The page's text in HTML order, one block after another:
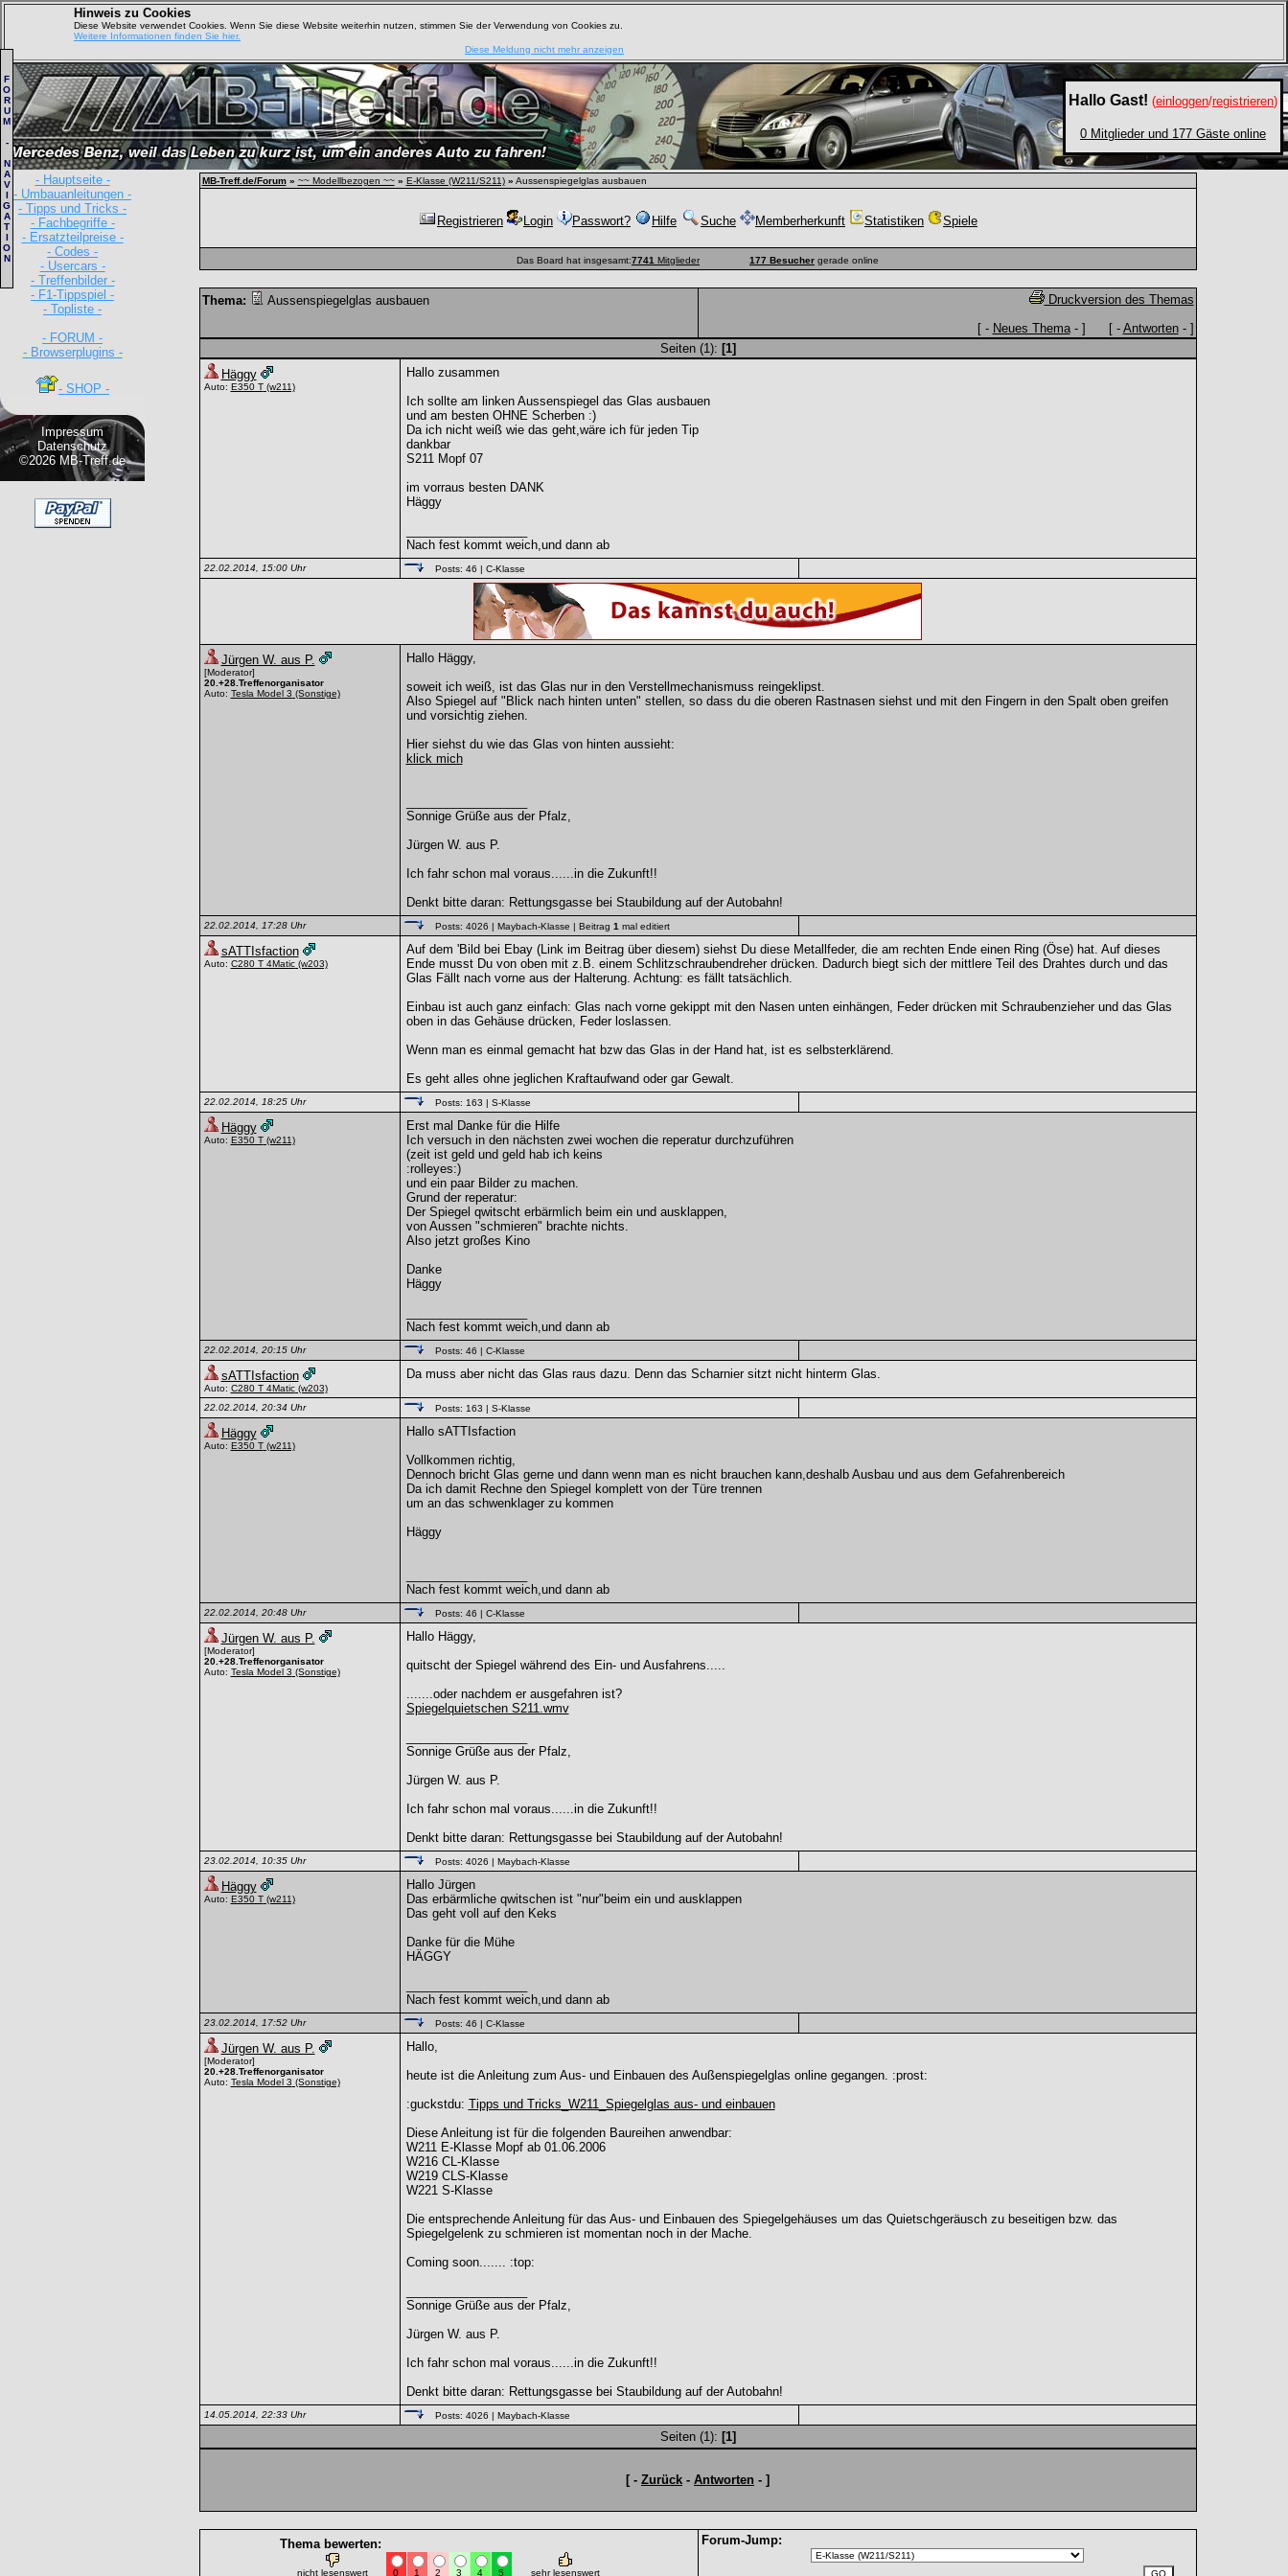
Hinweis zu Cookies
Diese Website verwendet Cookies. Wenn Sie diese Website weiterhin nutzen, stimmen Sie der Verwendung von Cookies zu.
Weitere Informationen finden Sie hier.
Diese Meldung nicht mehr anzeigen
Hallo Gast! (einloggen/registrieren)
0 Mitglieder und 177 Gäste online
- Hauptseite -
- Umbauanleitungen -
- Tipps und Tricks -
- Fachbegriffe -
- Ersatzteilpreise -
- Codes -
- Usercars -
- Treffenbilder -
- F1-Tippspiel -
- Topliste -
- FORUM -
- Browserplugins -
- SHOP -
Impressum
Datenschutz
©2026 MB-Treff.de
F
O
R
U
M
-
N
A
V
I
G
A
T
I
O
N
MB-Treff.de/Forum » ~~ Modellbezogen ~~ » E-Klasse (W211/S211) » Aussenspiegelglas ausbauen
Registrieren Login Passwort? Hilfe Suche Memberherkunft Statistiken Spiele
Das Board hat insgesamt:7741 Mitglieder 177 Besucher gerade online
Thema: Aussenspiegelglas ausbauen
Druckversion des Themas
[ - Neues Thema- ] [ - Antworten- ]
Seiten (1): [1]
Häggy
Auto: E350 T(w211)
Hallo zusammen
Ich sollte am linken Aussenspiegel das Glas ausbauen
und am besten OHNE Scherben :)
Da ich nicht weiß wie das geht,wäre ich für jeden Tip
dankbar
S211 Mopf 07
im vorraus besten DANK
Häggy
Nach fest kommt weich,und dann ab
22.02.2014, 15:00 Uhr Posts: 46 | C-Klasse
Jürgen W. aus P.
[Moderator]
20.+28.Treffenorganisator
Auto: Tesla Model 3 (Sonstige)
Hallo Häggy,
soweit ich weiß, ist das Glas nur in den Verstellmechanismuss reingeklipst.
Also Spiegel auf "Blick nach hinten unten" stellen, so dass du die oberen Rastnasen siehst und mit den Fingern in den Spalt oben greifen
und vorsichtig ziehen.
Hier siehst du wie das Glas von hinten aussieht:
klick mich
Sonnige Grüße aus der Pfalz,
Jürgen W. aus P.
Ich fahr schon mal voraus......in die Zukunft!!
Denkt bitte daran: Rettungsgasse bei Staubildung auf der Autobahn!
22.02.2014, 17:28 Uhr Posts: 4026 | Maybach-Klasse | Beitrag 1 mal editiert
sATTIsfaction
Auto: C280 T 4Matic(w203)
Auf dem 'Bild bei Ebay (Link im Beitrag über diesem) siehst Du diese Metallfeder, die am rechten Ende einen Ring (Öse) hat. Auf dieses
Ende musst Du von oben mit z.B. einem Schlitzschraubendreher drücken. Dadurch biegt sich der mittlere Teil des Drahtes durch und das
Glas Fällt nach vorne aus der Halterung. Achtung: es fällt tatsächlich.
Einbau ist auch ganz einfach: Glas nach vorne gekippt mit den Nasen unten einhängen, Feder drücken mit Schraubenzieher und das Glas
oben in das Gehäuse drücken, Feder loslassen.
Wenn man es einmal gemacht hat bzw das Glas in der Hand hat, ist es selbsterklärend.
Es geht alles ohne jeglichen Kraftaufwand oder gar Gewalt.
22.02.2014, 18:25 Uhr Posts: 163 | S-Klasse
Häggy
Auto: E350 T(w211)
Erst mal Danke für die Hilfe
Ich versuch in den nächsten zwei wochen die reperatur durchzuführen
(zeit ist geld und geld hab ich keins
:rolleyes:)
und ein paar Bilder zu machen.
Grund der reperatur:
Der Spiegel qwitscht erbärmlich beim ein und ausklappen,
von Aussen "schmieren" brachte nichts.
Also jetzt großes Kino
Danke
Häggy
Nach fest kommt weich,und dann ab
22.02.2014, 20:15 Uhr Posts: 46 | C-Klasse
sATTIsfaction
Auto: C280 T 4Matic(w203)
Da muss aber nicht das Glas raus dazu. Denn das Scharnier sitzt nicht hinterm Glas.
22.02.2014, 20:34 Uhr Posts: 163 | S-Klasse
Häggy
Auto: E350 T(w211)
Hallo sATTIsfaction
Vollkommen richtig,
Dennoch bricht Glas gerne und dann wenn man es nicht brauchen kann,deshalb Ausbau und aus dem Gefahrenbereich
Da ich damit Rechne den Spiegel komplett von der Türe trennen
um an das schwenklager zu kommen
Häggy
Nach fest kommt weich,und dann ab
22.02.2014, 20:48 Uhr Posts: 46 | C-Klasse
Jürgen W. aus P.
[Moderator]
20.+28.Treffenorganisator
Auto: Tesla Model 3 (Sonstige)
Hallo Häggy,
quitscht der Spiegel während des Ein- und Ausfahrens.....
.......oder nachdem er ausgefahren ist?
Spiegelquietschen S211.wmv
Sonnige Grüße aus der Pfalz,
Jürgen W. aus P.
Ich fahr schon mal voraus......in die Zukunft!!
Denkt bitte daran: Rettungsgasse bei Staubildung auf der Autobahn!
23.02.2014, 10:35 Uhr Posts: 4026 | Maybach-Klasse
Häggy
Auto: E350 T(w211)
Hallo Jürgen
Das erbärmliche qwitschen ist "nur"beim ein und ausklappen
Das geht voll auf den Keks
Danke für die Mühe
HÄGGY
Nach fest kommt weich,und dann ab
23.02.2014, 17:52 Uhr Posts: 46 | C-Klasse
Jürgen W. aus P.
[Moderator]
20.+28.Treffenorganisator
Auto: Tesla Model 3 (Sonstige)
Hallo,
heute ist die Anleitung zum Aus- und Einbauen des Außenspiegelglas online gegangen. :prost:
:guckstdu: Tipps und Tricks_W211_Spiegelglas aus- und einbauen
Diese Anleitung ist für die folgenden Baureihen anwendbar:
W211 E-Klasse Mopf ab 01.06.2006
W216 CL-Klasse
W219 CLS-Klasse
W221 S-Klasse
Die entsprechende Anleitung für das Aus- und Einbauen des Spiegelgehäuses um das Quietschgeräusch zu beseitigen bzw. das
Spiegelgelenk zu schmieren ist momentan noch in der Mache.
Coming soon....... :top:
Sonnige Grüße aus der Pfalz,
Jürgen W. aus P.
Ich fahr schon mal voraus......in die Zukunft!!
Denkt bitte daran: Rettungsgasse bei Staubildung auf der Autobahn!
14.05.2014, 22:33 Uhr Posts: 4026 | Maybach-Klasse
Seiten (1): [1]
[ - Zurück - Antworten - ]
Thema bewerten:
nicht lesenswert 0 1 2 3 4 5 sehr lesenswert
Forum-Jump: